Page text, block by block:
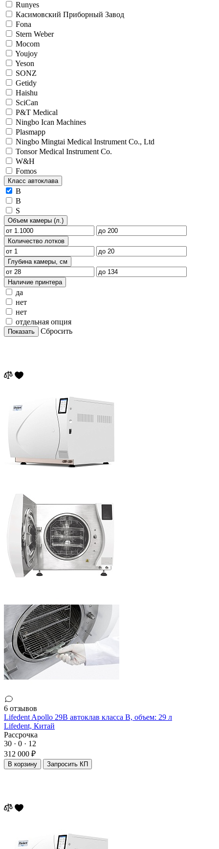
Runyes
Касимовский Приборный Завод
Fona
Stern Weber
Mocom
Youjoy
Yeson
SONZ
Getidy
Haishu
SciCan
P&T Medical
Ningbo Ican Machines
Plasmapp
Ningbo Mingtai Medical Instrument Co., Ltd
Tonsor Medical Instrument Co.
W&H
Fomos
Класс автоклава
B
B
S
Объем камеры (л.)
Количество лотков
Глубина камеры, см
Наличие принтера
да
нет
нет
отдельная опция
Показать Сбросить
6 отзывов
Lifedent Apollo 29B автоклав класса В, объем: 29 л
Lifedent, Китай
Рассрочка
30 · 0 · 12
312 000 ₽
В корзину Запросить КП